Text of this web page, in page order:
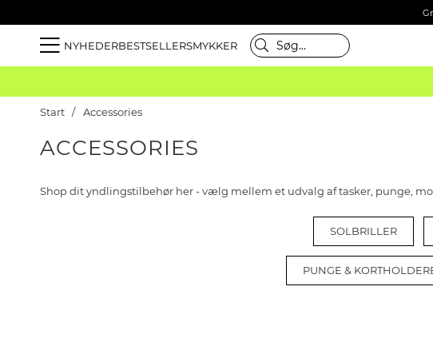
NYHEDERBESTSELLERSMYKKER
Start Accessories
ACCESSORIES
Shop dit yndlingstilbehør her - vælg mellem et udvalg af tasker, punge,
SOLBRILLER
PUNGE &